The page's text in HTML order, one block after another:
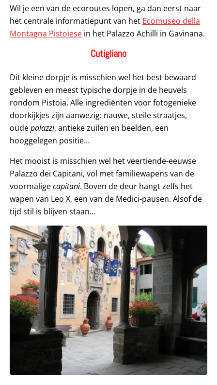
Wil je een van de ecoroutes lopen, ga dan eerst naar
het centrale informatiepunt van het Ecomuseo della
Montagna Pistoiese in het Palazzo Achilli in Gavinana.
Cutigliano
Dit kleine dorpje is misschien wel het best bewaard
gebleven en meest typische dorpje in de heuvels
rondom Pistoia. Alle ingrediënten voor fotogenieke
doorkijkjes zijn aanwezig: nauwe, steile straatjes,
oudepalazzi, antieke zuilen en beelden, een
hooggelegen positie…
Het mooist is misschien wel het veertiende-eeuwse
Palazzo dei Capitani, vol met familiewapens van de
voormaligecapitani. Boven de deur hangt zelfs het
wapen van Leo X, een van de Medici-pausen. Alsof de
tijd stil is blijven staan…